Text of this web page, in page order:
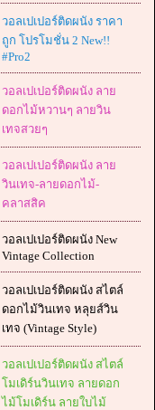
วอลเปเปอร์ติดผนัง ราคา
ถูก โปรโมชั่น 2 New!!
#Pro2
วอลเปเปอร์ติดผนัง ลาย
ดอกไม้หวานๆ ลายวิน
เทจสวยๆ
วอลเปเปอร์ติดผนัง ลาย
วินเทจ-ลายดอกไม้-
คลาสสิค
วอลเปเปอร์ติดผนัง New
Vintage Collection
วอลเปเปอร์ติดผนัง สไตล์
ดอกไม้วินเทจ หลุยส์วิน
เทจ (Vintage Style)
วอลเปเปอร์ติดผนัง สไตล์
โมเดิร์นวินเทจ ลายดอก
ไม้โมเดิร์น ลายใบไม้